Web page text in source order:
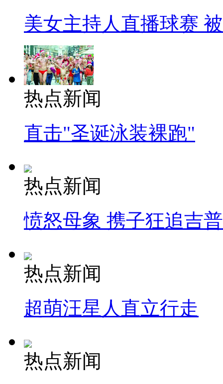
美女主持人直播球赛
热点新闻
直击"圣诞泳装裸跑"
热点新闻
愤怒母象 携子狂追吉
热点新闻
超萌汪星人直立行走
热点新闻